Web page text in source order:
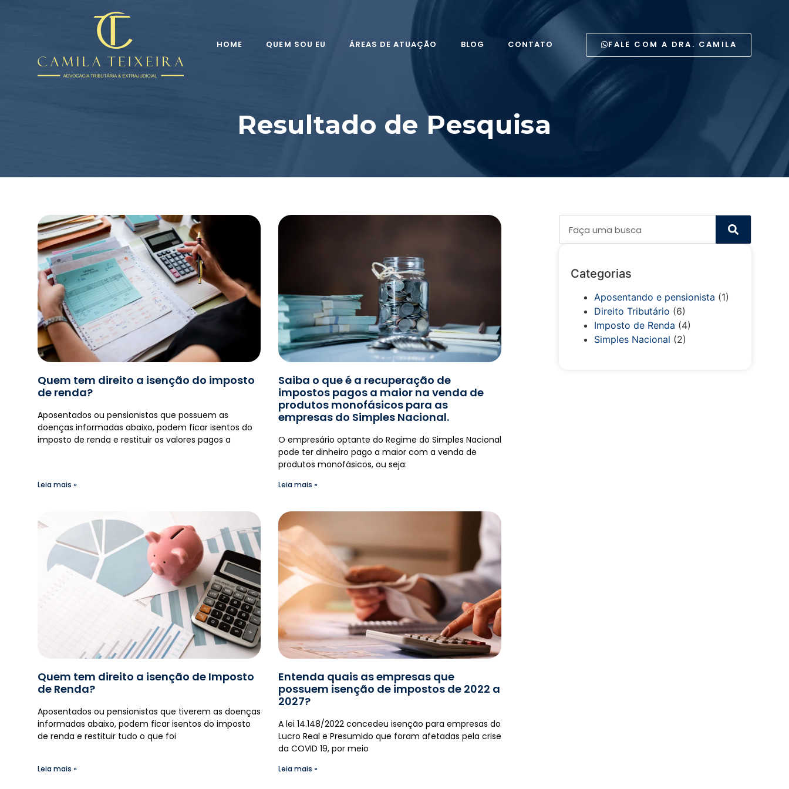
HOME QUEM SOU EU ÁREAS DE ATUAÇÃO BLOG CONTATO FALE COM A DRA. CAMILA
Resultado de Pesquisa
Quem tem direito a isenção do imposto
de renda?
Aposentados ou pensionistas que possuem as
doenças informadas abaixo, podem ficar isentos do
imposto de renda e restituir os valores pagos a
Leia mais »
Saiba o que é a recuperação de
impostos pagos a maior na venda de
produtos monofásicos para as
empresas do Simples Nacional.
O empresário optante do Regime do Simples Nacional
pode ter dinheiro pago a maior com a venda de
produtos monofásicos, ou seja:
Leia mais »
Quem tem direito a isenção de Imposto
de Renda?
Aposentados ou pensionistas que tiverem as doenças
informadas abaixo, podem ficar isentos do imposto
de renda e restituir tudo o que foi
Leia mais »
Entenda quais as empresas que
possuem isenção de impostos de 2022 a
2027?
A lei 14.148/2022 concedeu isenção para empresas do
Lucro Real e Presumido que foram afetadas pela crise
da COVID 19, por meio
Leia mais »
Categorias
Aposentando e pensionista (1)
Direito Tributário (6)
Imposto de Renda (4)
Simples Nacional (2)